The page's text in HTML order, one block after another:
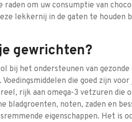
om uw consumptie van
lekkernij in de gaten te houden
gewrichten?
bij het ondersteunen van
die goed zijn
rijk aan omega-3 vetzuren die
bladgroenten, noten, zaden en
eigenschappen. Het is